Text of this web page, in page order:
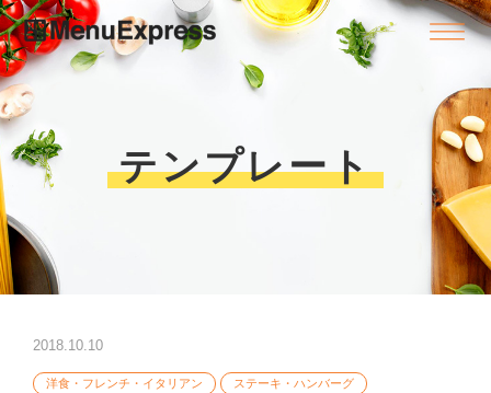
テンプレート
2018.10.10
洋食・フレンチ・イタリアン ステーキ・ハンバーグ